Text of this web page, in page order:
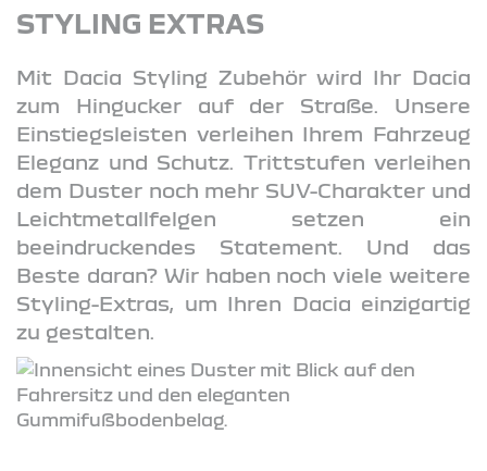
STYLING EXTRAS
Mit Dacia Styling Zubehör wird Ihr Dacia
zum Hingucker auf der Straße. Unsere
Einstiegsleisten verleihen Ihrem Fahrzeug
Eleganz und Schutz. Trittstufen verleihen
dem Duster noch mehr SUV-Charakter und
Leichtmetallfelgen setzen ein
beeindruckendes Statement. Und das
Beste daran? Wir haben noch viele weitere
Styling-Extras, um Ihren Dacia einzigartig
zu gestalten.